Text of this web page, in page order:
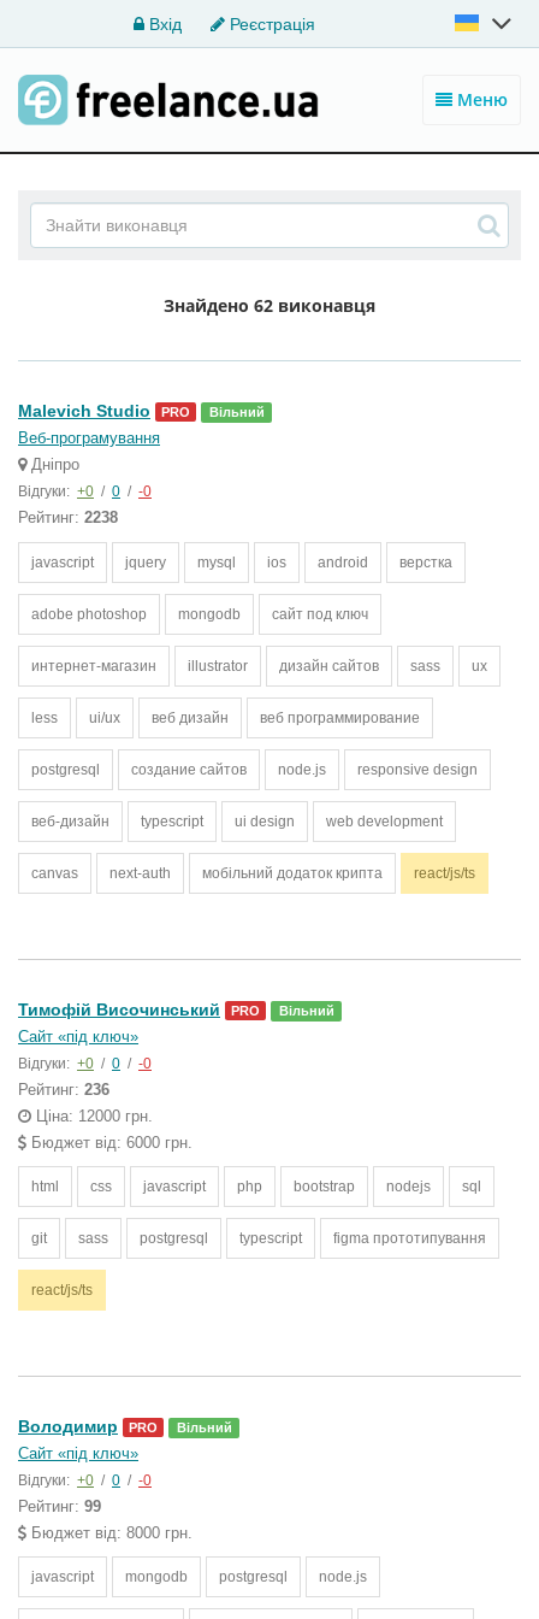
Вхід Реєстрація
Меню
Знайдено 62 виконавця
Malevich Studio PRO Вільний
Веб-програмування
Дніпро
Відгуки: +0 / 0 / -0
Рейтинг: 2238
javascript jquery mysql ios android верстка
adobe photoshop mongodb сайт под ключ
интернет-магазин illustrator дизайн сайтов sass ux
less ui/ux веб дизайн веб программирование
postgresql создание сайтов node.js responsive design
веб-дизайн typescript ui design web development
canvas next-auth мобільний додаток крипта react/js/ts
Тимофій Височинський PRO Вільний
Сайт «під ключ»
Відгуки: +0 / 0 / -0
Рейтинг: 236
Ціна: 12000 грн.
Бюджет від: 6000 грн.
html css javascript php bootstrap nodejs sql
git sass postgresql typescript figma прототипування
react/js/ts
Володимир PRO Вільний
Сайт «під ключ»
Відгуки: +0 / 0 / -0
Рейтинг: 99
Бюджет від: 8000 грн.
javascript mongodb postgresql node.js